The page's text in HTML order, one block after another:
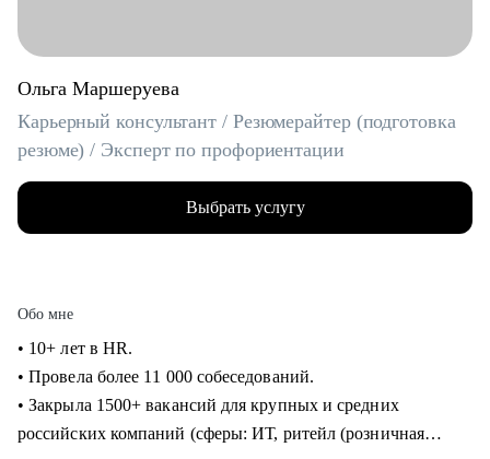
Ольга Маршеруева
Карьерный консультант / Резюмерайтер (подготовка
резюме) / Эксперт по профориентации
Выбрать услугу
Обо мне
• 10+ лет в HR.
• Провела более 11 000 собеседований.
• Закрыла 1500+ вакансий для крупных и средних
российских компаний (сферы: ИТ, ритейл (розничная